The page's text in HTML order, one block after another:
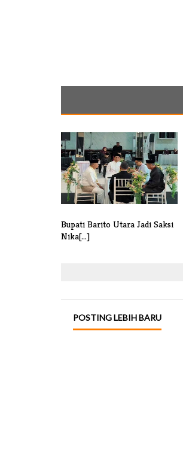
Bupati Barito Utara Jadi Saksi
Nika[...]
POSTING LEBIH BARU